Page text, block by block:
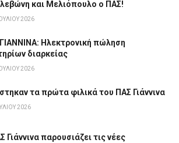
και Μελιόπουλο ο ΠΑΣ!
2026
Hλεκτρονική πώληση
διαρκείας
2026
τα πρώτα φιλικά του ΠΑΣ Γιάννινα
2026
Γιάννινα παρουσιάζει τις νέες